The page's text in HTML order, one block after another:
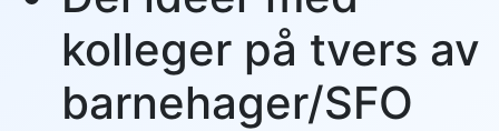
kolleger på tvers av
barnehager/SFO